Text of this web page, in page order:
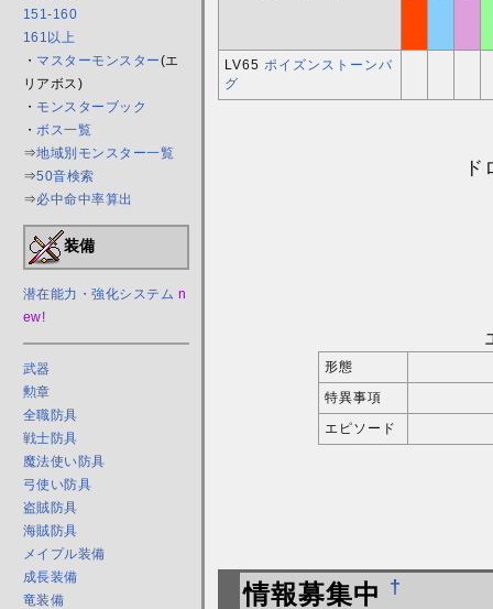
151-160
161以上
・ マスターモンスター(エ
リアボス)
・ モンスターブック
・ ボス一覧
⇒地域別モンスター一覧
⇒50音検索
⇒必中命中率算出
装備
潜在能力・強化システム n
ew!
武器
勲章
全職防具
戦士防具
魔法使い防具
弓使い防具
盗賊防具
海賊防具
メイプル装備
成長装備
竜装備
LV65 ポイズンストーンバ
グ
形態
特異事項
エピソード
情報募集中 †